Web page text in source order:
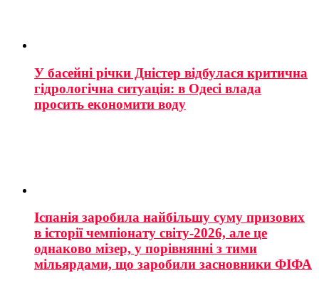
У басейні річки Дністер відбулася критична
гідрологічна ситуація: в Одесі влада
просить економити воду
Іспанія заробила найбільшу суму призових
в історії чемпіонату світу-2026, але це
однаково мізер, у порівнянні з тими
мільярдами, що заробили засновники ФІФА